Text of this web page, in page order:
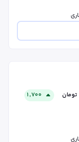
تومان
۱٬۷۰۰